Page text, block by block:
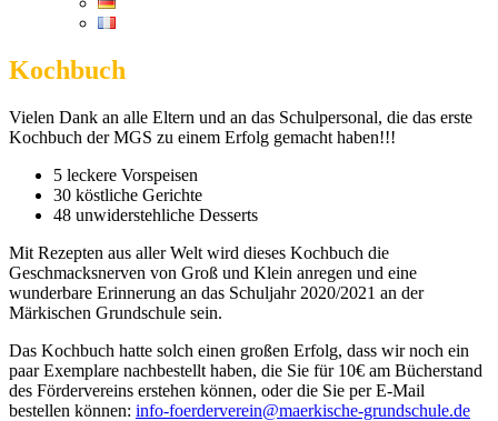
Kochbuch
Vielen Dank an alle Eltern und an das Schulpersonal, die das erste
Kochbuch der MGS zu einem Erfolg gemacht haben!!!
5 leckere Vorspeisen
30 köstliche Gerichte
48 unwiderstehliche Desserts
Mit Rezepten aus aller Welt wird dieses Kochbuch die
Geschmacksnerven von Groß und Klein anregen und eine
wunderbare Erinnerung an das Schuljahr 2020/2021 an der
Märkischen Grundschule sein.
Das Kochbuch hatte solch einen großen Erfolg, dass wir noch ein
paar Exemplare nachbestellt haben, die Sie für 10€ am Bücherstand
des Fördervereins erstehen können, oder die Sie per E-Mail
bestellen können: info-foerderverein@maerkische-grundschule.de